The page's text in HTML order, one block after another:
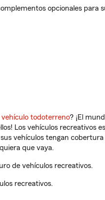
opcionales para
vehículo todoterreno? ¡El
Los vehículos recreativos
vehículos tengan cobertura
que vaya.
de vehículos recreativos.
recreativos.